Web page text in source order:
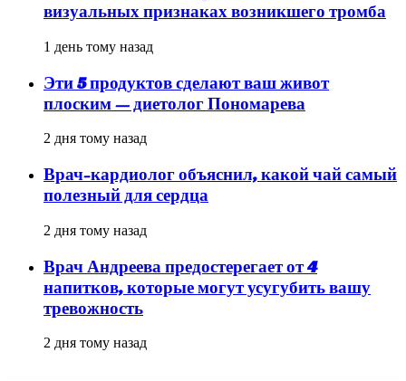
визуальных признаках возникшего тромба
1 день тому назад
Эти 5 продуктов сделают ваш живот
плоским — диетолог Пономарева
2 дня тому назад
Врач-кардиолог объяснил, какой чай самый
полезный для сердца
2 дня тому назад
Врач Андреева предостерегает от 4
напитков, которые могут усугубить вашу
тревожность
2 дня тому назад